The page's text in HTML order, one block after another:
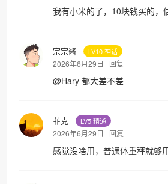
我有小米的了，10块钱买的，
宗宗酱 LV10 神话
2026年6月29日 回复
@Hary 都大差不差
菲克 LV5 精通
2026年6月29日 回复
感觉没啥用，普通体重秤就够